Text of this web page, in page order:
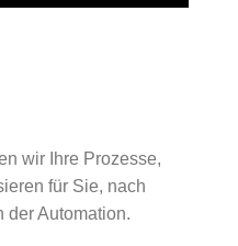
wir Ihre Prozesse,
für Sie, nach
der Automation.